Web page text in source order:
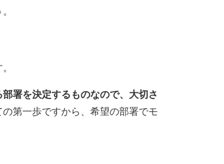
署を決定するものなので、大切さ
の第一歩ですから、希望の部署でモ